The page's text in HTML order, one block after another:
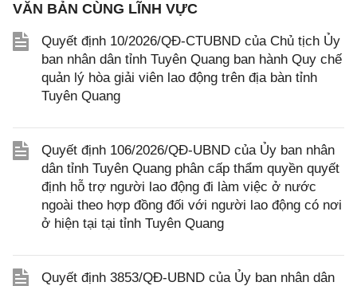
VĂN BẢN CÙNG LĨNH VỰC
Quyết định 10/2026/QĐ-CTUBND của Chủ tịch Ủy
ban nhân dân tỉnh Tuyên Quang ban hành Quy chế
quản lý hòa giải viên lao động trên địa bàn tỉnh
Tuyên Quang
Quyết định 106/2026/QĐ-UBND của Ủy ban nhân
dân tỉnh Tuyên Quang phân cấp thẩm quyền quyết
định hỗ trợ người lao động đi làm việc ở nước
ngoài theo hợp đồng đối với người lao động có nơi
ở hiện tại tại tỉnh Tuyên Quang
Quyết định 3853/QĐ-UBND của Ủy ban nhân dân